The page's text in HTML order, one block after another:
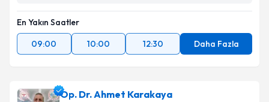
Takvim Talebini Gönder
En Yakın Saatler
09:00
10:00 12:30 Daha Fazla
Op. Dr. Ahmet Karakaya